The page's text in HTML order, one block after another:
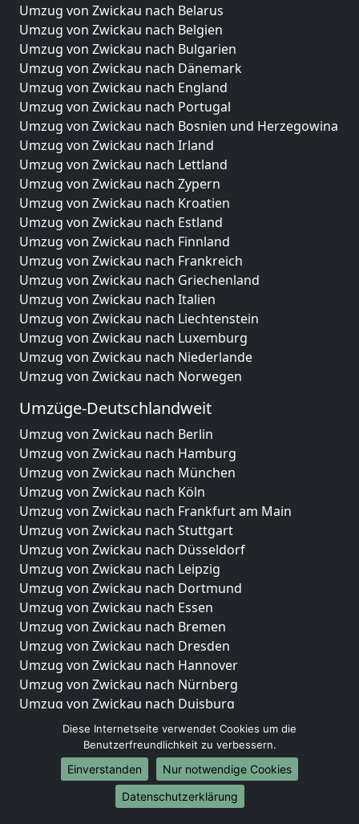
Umzug von Zwickau nach Belarus
Umzug von Zwickau nach Belgien
Umzug von Zwickau nach Bulgarien
Umzug von Zwickau nach Dänemark
Umzug von Zwickau nach England
Umzug von Zwickau nach Portugal
Umzug von Zwickau nach Bosnien und Herzegowina
Umzug von Zwickau nach Irland
Umzug von Zwickau nach Lettland
Umzug von Zwickau nach Zypern
Umzug von Zwickau nach Kroatien
Umzug von Zwickau nach Estland
Umzug von Zwickau nach Finnland
Umzug von Zwickau nach Frankreich
Umzug von Zwickau nach Griechenland
Umzug von Zwickau nach Italien
Umzug von Zwickau nach Liechtenstein
Umzug von Zwickau nach Luxemburg
Umzug von Zwickau nach Niederlande
Umzug von Zwickau nach Norwegen
Umzüge-Deutschlandweit
Umzug von Zwickau nach Berlin
Umzug von Zwickau nach Hamburg
Umzug von Zwickau nach München
Umzug von Zwickau nach Köln
Umzug von Zwickau nach Frankfurt am Main
Umzug von Zwickau nach Stuttgart
Umzug von Zwickau nach Düsseldorf
Umzug von Zwickau nach Leipzig
Umzug von Zwickau nach Dortmund
Umzug von Zwickau nach Essen
Umzug von Zwickau nach Bremen
Umzug von Zwickau nach Dresden
Umzug von Zwickau nach Hannover
Umzug von Zwickau nach Nürnberg
Umzug von Zwickau nach Duisburg
Umzug von Zwickau nach Bochum
Umzug von Zwickau nach Wuppertal
Umzug von Zwickau nach Bielefeld
Umzug von Zwickau nach Bonn
Umzug von Zwickau nach Münster
Diese Internetseite verwendet Cookies um die
Benutzerfreundlichkeit zu verbessern.
Einverstanden
Nur notwendige Cookies
Datenschutzerklärung